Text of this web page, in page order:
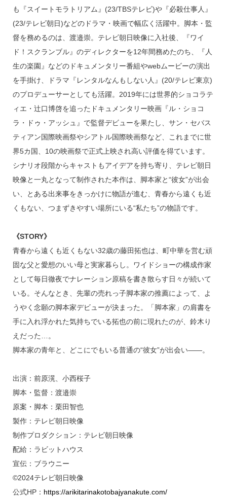
も『スイートモラトリアム』(23/TBSテレビ)や『必殺仕事人』
(23/テレビ朝日)などのドラマ・映画で幅広く活躍中。脚本・監
督を務めるのは、渡邉崇。テレビ朝日映像に入社後、『ワイ
ド！スクランブル』のディレクターを12年間務めたのち、『人
生の楽園』などのドキュメンタリー番組やwebムービーの演出
を手掛け、ドラマ『レンタルなんもしない人』(20/テレビ東京)
のプロデューサーとしても活躍。2019年には世界的ショコラテ
ィエ・辻口博啓を追ったドキュメンタリー映画『ル・ショコ
ラ・ドゥ・アッシュ』で監督デビューを果たし、サン・セバス
ティアン国際映画祭やシアトル国際映画祭など、これまでに世
界5カ国、10の映画祭で正式上映され高い評価を得ています。
シナリオ段階からキャストもアイデアを持ち寄り、テレビ朝日
映像と一丸となって制作された本作は、脚本家と“彼女”が出会
い、とある出来事をきっかけに物語が進む、青春から遠くも近
くもない、つまずきやすい場所にいる“私たち”の物語です。
《STORY》
青春から遠くも近くもない32歳の藤田拓也は、町中華を営む頑
固な父と愛想のいい母と実家暮らし。ワイドショーの構成作家
として毎日徹夜でナレーション原稿を書き散らす日々が続いて
いる。そんなとき、先輩の売れっ子脚本家の推薦によって、よ
うやく念願の脚本家デビューが決まった。「脚本家」の肩書を
手に入れ浮かれた気持ちでいる拓也の前に現れたのが、鈴木り
えだった…。
脚本家の青年と、どこにでもいる普通の“彼女”が出会い――。
出演：前原滉、小西桜子
脚本・監督：渡邉崇
原案・脚本：栗田智也
製作：テレビ朝日映像
制作プロダクション：テレビ朝日映像
配給：ラビットハウス
宣伝：ブラウニー
©2024テレビ朝日映像
公式HP： https://arikitarinakotobajyanakute.com/